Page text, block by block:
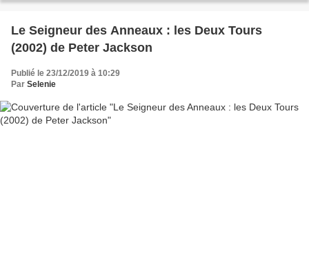
Le Seigneur des Anneaux : les Deux Tours
(2002) de Peter Jackson
Publié le 23/12/2019 à 10:29
Par Selenie